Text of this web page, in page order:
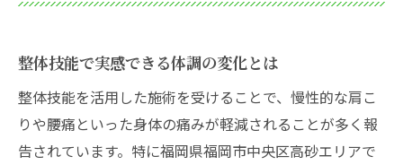
整体技能で実感できる体調の変化とは
整体技能を活用した施術を受けることで、慢性的な肩こ
りや腰痛といった身体の痛みが軽減されることが多く報
告されています。特に福岡県福岡市中央区高砂エリアで